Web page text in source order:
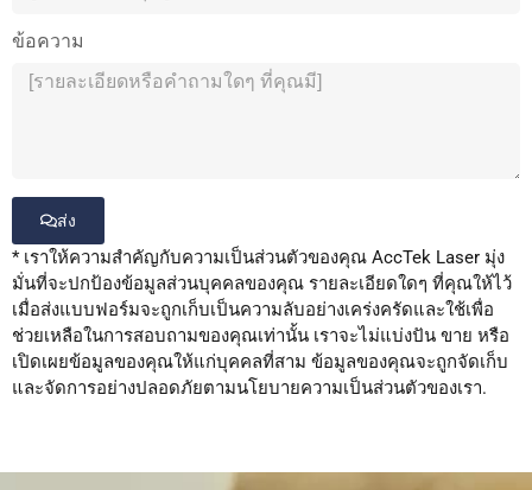
ข้อความ
ส่ง
Alternative:
* เราให้ความสำคัญกับความเป็นส่วนตัวของคุณ AccTek Laser มุ่ง
มั่นที่จะปกป้องข้อมูลส่วนบุคคลของคุณ รายละเอียดใดๆ ที่คุณให้ไว้
เมื่อส่งแบบฟอร์มจะถูกเก็บเป็นความลับอย่างเคร่งครัดและใช้เพื่อ
ช่วยเหลือในการสอบถามของคุณเท่านั้น เราจะไม่แบ่งปัน ขาย หรือ
เปิดเผยข้อมูลของคุณให้แก่บุคคลที่สาม ข้อมูลของคุณจะถูกจัดเก็บ
และจัดการอย่างปลอดภัยตามนโยบายความเป็นส่วนตัวของเรา.